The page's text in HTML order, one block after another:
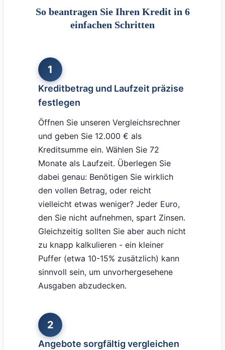
So beantragen Sie Ihren Kredit in 6
einfachen Schritten
1
Kreditbetrag und Laufzeit präzise
festlegen
Öffnen Sie unseren Vergleichsrechner
und geben Sie 12.000 € als
Kreditsumme ein. Wählen Sie 72
Monate als Laufzeit. Überlegen Sie
dabei genau: Benötigen Sie wirklich
den vollen Betrag, oder reicht
vielleicht etwas weniger? Jeder Euro,
den Sie nicht aufnehmen, spart Zinsen.
Gleichzeitig sollten Sie aber auch nicht
zu knapp kalkulieren - ein kleiner
Puffer (etwa 10-15% zusätzlich) kann
sinnvoll sein, um unvorhergesehene
Ausgaben abzudecken.
2
Angebote sorgfältig vergleichen